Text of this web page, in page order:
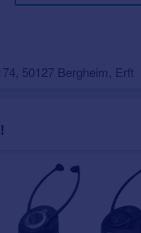
50127 Bergheim, Erft